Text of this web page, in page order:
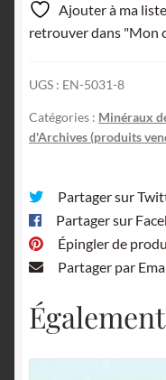
Ajouter à ma
retrouver dans "Mon
UGS : EN-5031-8
Catégories : Minéraux
d'Archives (produits
Partager sur
Partager sur
Épingler de
Partager par